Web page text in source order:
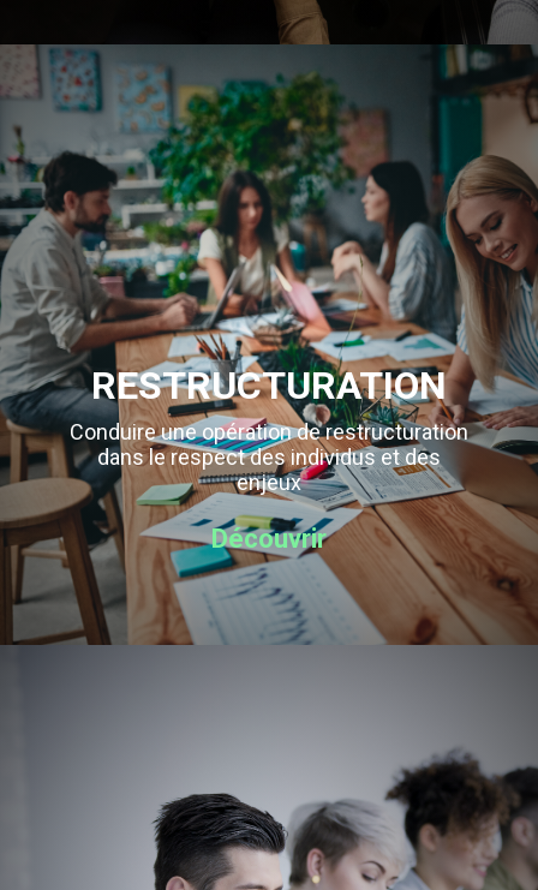
RESTRUCTURATION
Conduire une opération de restructuration
dans le respect des individus et des
enjeux
Découvrir